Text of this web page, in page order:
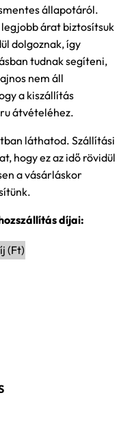
állapotáról.
árat biztosítsuk
dolgoznak, így
tudnak segíteni,
nem áll
a kiszállítás
átvételéhez.
láthatod. Szállítási
hogy ez az idő rövidül
a vásárláskor
díjai:
(Ft)